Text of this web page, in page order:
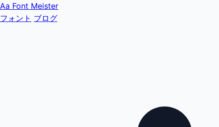
Aa Font Meister
フォント ブログ